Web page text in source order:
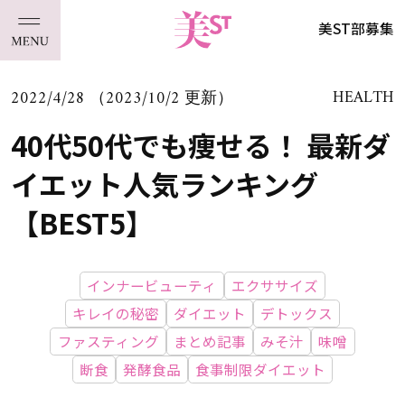
美ST部募集
2022/4/28 （2023/10/2 更新） HEALTH
40代50代でも痩せる！ 最新ダ
イエット人気ランキング
【BEST5】
インナービューティ
エクササイズ
キレイの秘密
ダイエット
デトックス
ファスティング
まとめ記事 みそ汁
味噌
断食
発酵食品 食事制限ダイエット